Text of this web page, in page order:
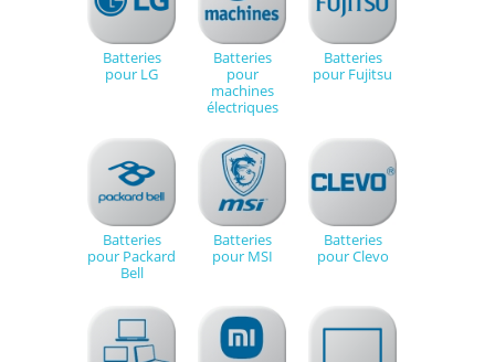
Batteries
pour LG
Batteries
pour
machines
électriques
Batteries
pour Fujitsu
Batteries
pour Packard
Bell
Batteries
pour MSI
Batteries
pour Clevo